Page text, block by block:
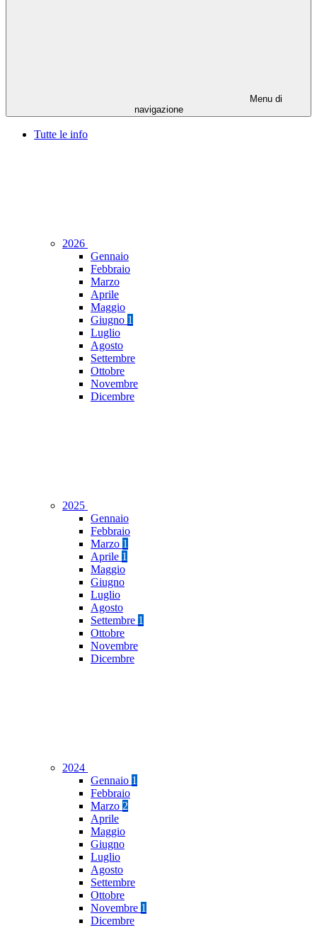
Menu di
navigazione
Tutte le info
2026
Gennaio
Febbraio
Marzo
Aprile
Maggio
Giugno 1
Luglio
Agosto
Settembre
Ottobre
Novembre
Dicembre
2025
Gennaio
Febbraio
Marzo 1
Aprile 1
Maggio
Giugno
Luglio
Agosto
Settembre 1
Ottobre
Novembre
Dicembre
2024
Gennaio 1
Febbraio
Marzo 2
Aprile
Maggio
Giugno
Luglio
Agosto
Settembre
Ottobre
Novembre 1
Dicembre